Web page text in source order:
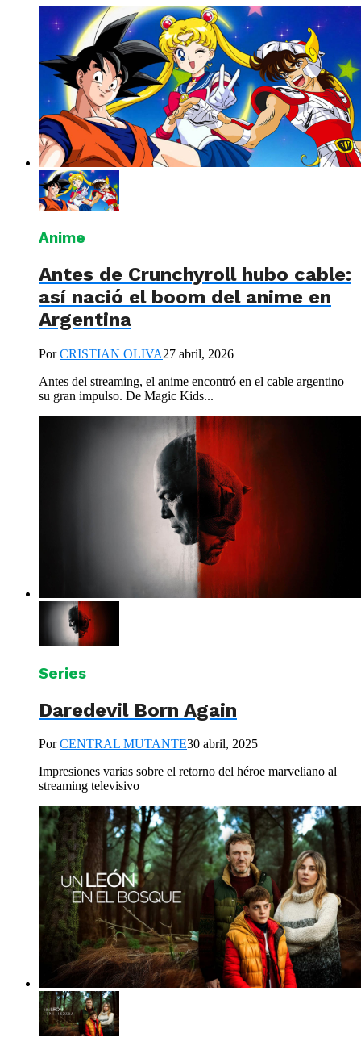
Anime
Antes de Crunchyroll hubo cable:
así nació el boom del anime en
Argentina
PorCRISTIAN OLIVA27 abril, 2026
Antes del streaming, el anime encontró en el cable argentino
su gran impulso. De Magic Kids...
Series
Daredevil Born Again
PorCENTRAL MUTANTE30 abril, 2025
Impresiones varias sobre el retorno del héroe marveliano al
streaming televisivo